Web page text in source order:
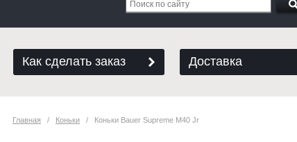
Как сделать заказ Доставка
Главная
   /
Коньки
   /   Коньки Bauer Supreme M40 Jr